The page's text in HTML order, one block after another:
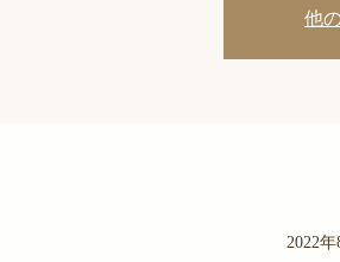
他
2022